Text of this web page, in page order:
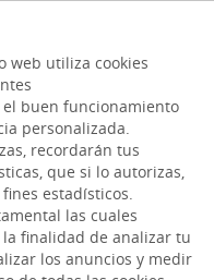
web utiliza cookies
buen funcionamiento
personalizada.
recordarán tus
que si lo autorizas,
estadísticos.
las cuales
finalidad de analizar tu
los anuncios y medir